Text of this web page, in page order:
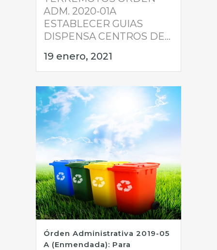
ADM. 2020-01A
ESTABLECER GUIAS
DISPENSA CENTROS DE...
19 enero, 2021
Órden Administrativa 2019-05
A (Enmendada): Para